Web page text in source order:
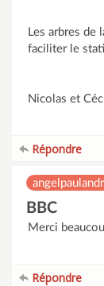
Les arbres de
faciliter le
Nicolas et
Répondre
BBC
Merci
Répondre